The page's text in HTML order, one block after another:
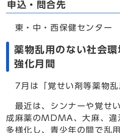
申込・問合先
東・中・西保健センター
薬物乱用のない社会
強化月間
7月は「覚せい剤等薬物乱
最近は、シンナーや覚せ
成麻薬のMDMA、大麻、違
多様化し、青少年の間で乱